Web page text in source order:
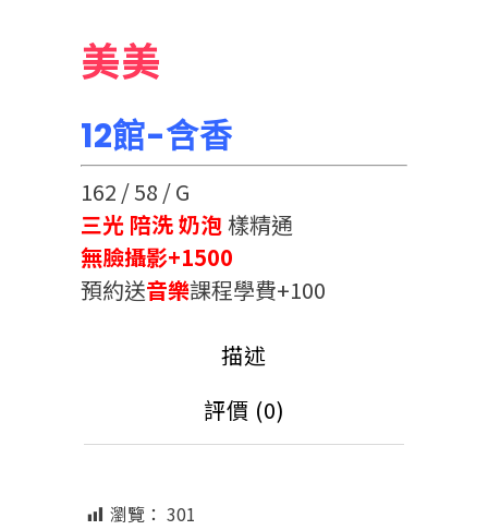
美美
12館-含香
162 / 58 / G
三光 陪洗 奶泡樣精通
無臉攝影+1500
預約送音樂課程學費+100
描述
評價 (0)
瀏覽： 301